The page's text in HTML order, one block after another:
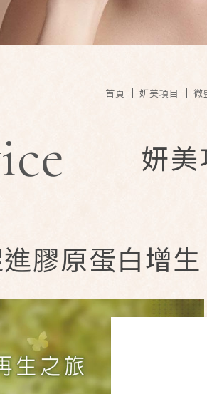
首頁 妍美項目 微
妍美
膠原蛋白增生